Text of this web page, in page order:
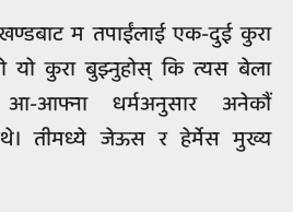
म तपाईंलाई एक-दुई कुरा
यो कुरा बुझ्नुहोस् कि त्यस बेला
आ-आफ्ना धर्मअनुसार अनेकौं
तीमध्ये जेऊस र हेर्मेस मुख्य